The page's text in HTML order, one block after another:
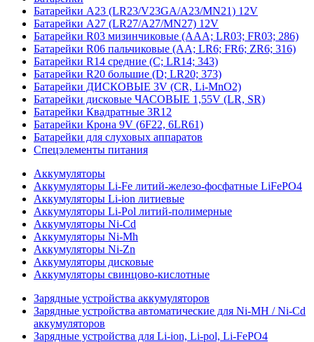
Батарейки A23 (LR23/V23GA/A23/MN21) 12V
Батарейки A27 (LR27/A27/MN27) 12V
Батарейки R03 мизинчиковые (AAA; LR03; FR03; 286)
Батарейки R06 пальчиковые (AA; LR6; FR6; ZR6; 316)
Батарейки R14 средние (C; LR14; 343)
Батарейки R20 большие (D; LR20; 373)
Батарейки ДИСКОВЫЕ 3V (CR, Li-MnO2)
Батарейки дисковые ЧАСОВЫЕ 1,55V (LR, SR)
Батарейки Квадратные 3R12
Батарейки Крона 9V (6F22, 6LR61)
Батарейки для слуховых аппаратов
Спецэлементы питания
Аккумуляторы
Аккумуляторы Li-Fe литий-железо-фосфатные LiFePO4
Аккумуляторы Li-ion литиевые
Аккумуляторы Li-Pol литий-полимерные
Аккумуляторы Ni-Cd
Аккумуляторы Ni-Mh
Аккумуляторы Ni-Zn
Аккумуляторы дисковые
Аккумуляторы свинцово-кислотные
Зарядные устройства аккумуляторов
Зарядные устройства автоматические для Ni-MH / Ni-Cd
аккумуляторов
Зарядные устройства для Li-ion, Li-pol, Li-FePO4